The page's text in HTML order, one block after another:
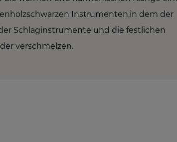
Instrumenten,in dem der
Schlaginstrumente und die festlichen
verschmelzen.